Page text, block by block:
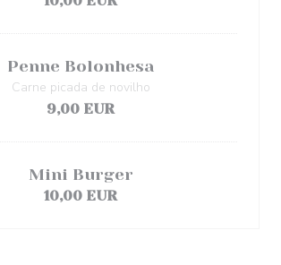
Penne Bolonhesa
Carne picada de novilho
9,00 EUR
Mini Burger
10,00 EUR